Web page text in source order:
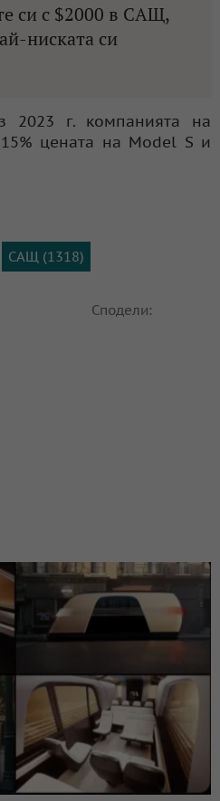
си с $2000 в САЩ,
ниската си
2023 г. компанията на
цената на Model S и
САЩ (1318)
Сподели: